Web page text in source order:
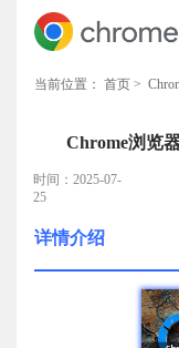
当前位置： 首页 >
Chrome浏览
时间：2025-07-
25
详情介绍